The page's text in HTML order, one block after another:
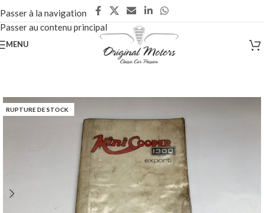
Passer à la navigation
Passer au contenu principal
MENU
RUPTURE DE STOCK